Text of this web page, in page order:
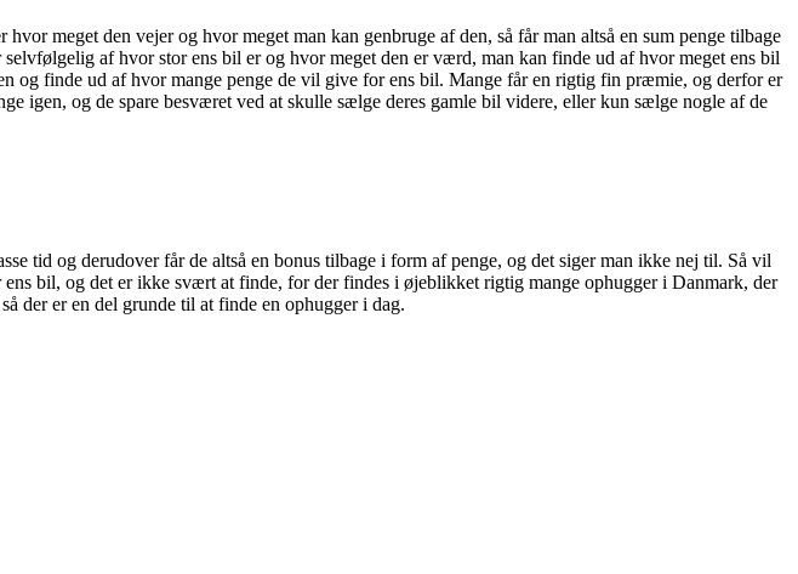
meget den vejer og hvor meget man kan genbruge af den, så får man altså en sum penge tilbage
af hvor stor ens bil er og hvor meget den er værd, man kan finde ud af hvor meget ens bil
og finde ud af hvor mange penge de vil give for ens bil. Mange får en rigtig fin præmie, og derfor er
igen, og de spare besværet ved at skulle sælge deres gamle bil videre, eller kun sælge nogle af de
tid og derudover får de altså en bonus tilbage i form af penge, og det siger man ikke nej til. Så vil
bil, og det er ikke svært at finde, for der findes i øjeblikket rigtig mange ophugger i Danmark, der
der er en del grunde til at finde en ophugger i dag.